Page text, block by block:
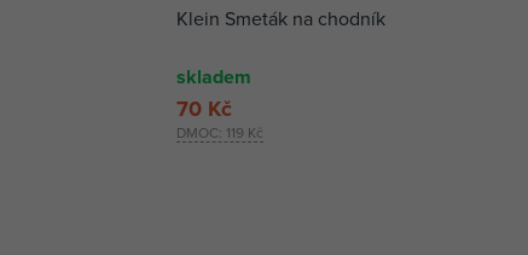
Klein Smeták na chodník
skladem
DMOC: 119 Kč
70 Kč